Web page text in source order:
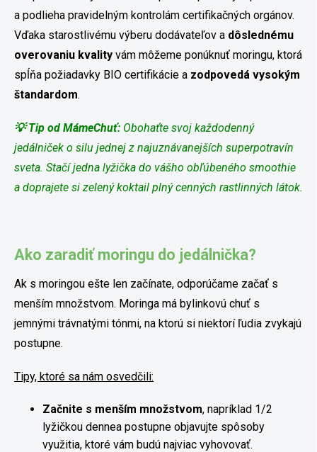
a podlieha pravidelným kontrolám certifikačných orgánov.
Vďaka starostlivému výberu dodávateľov a dôslednému
overovaniu kvality vám môžeme ponúknuť moringu, ktorá
spĺňa požiadavky BIO certifikácie a zodpovedá vysokým
štandardom.
💡 Tip od MámeChuť: Obohaťte svoj každodenný
jedálniček o silu jednej z najuznávanejších superpotravín
sveta. Stačí jedna lyžička do vášho obľúbeného smoothie
a doprajete si zelený koktail plný cenných rastlinných látok.
Ako zaradiť moringu do jedálnička?
Ak s moringou ešte len začínate, odporúčame začať s
menším množstvom. Moringa má bylinkovú chuť s
jemnými trávnatými tónmi, na ktorú si niektorí ľudia zvykajú
postupne.
Tipy, ktoré sa nám osvedčili:
Začnite s menším množstvom, napríklad 1/2
lyžičkou dennea postupne objavujte spôsoby
využitia, ktoré vám budú najviac vyhovovať.